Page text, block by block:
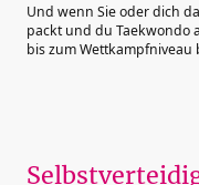
Und wenn Sie oder dich
packt und du Taekwondo
bis zum Wettkampfniveau